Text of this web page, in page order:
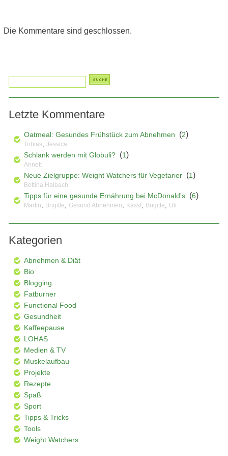
Die Kommentare sind geschlossen.
Letzte Kommentare
Oatmeal: Gesundes Frühstück zum Abnehmen (2)
Tobias, Jessica
Schlank werden mit Globuli? (1)
Annett
Neue Zielgruppe: Weight Watchers für Vegetarier (1)
Bettina Halbach
Tipps für eine gesunde Ernährung bei McDonald's (6)
Martin, Brigitte, Gesund Abnehmen, Kassl , Brigitte, Uli
Kategorien
Abnehmen & Diät
Bio
Blogging
Fatburner
Functional Food
Gesundheit
Kaffeepause
LOHAS
Medien & TV
Muskelaufbau
Projekte
Rezepte
Spaß
Sport
Tipps & Tricks
Tools
Weight Watchers